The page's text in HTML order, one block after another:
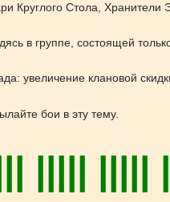
Круглого Стола, Хранители
в группе, состоящей
увеличение клановой
бои в эту тему.